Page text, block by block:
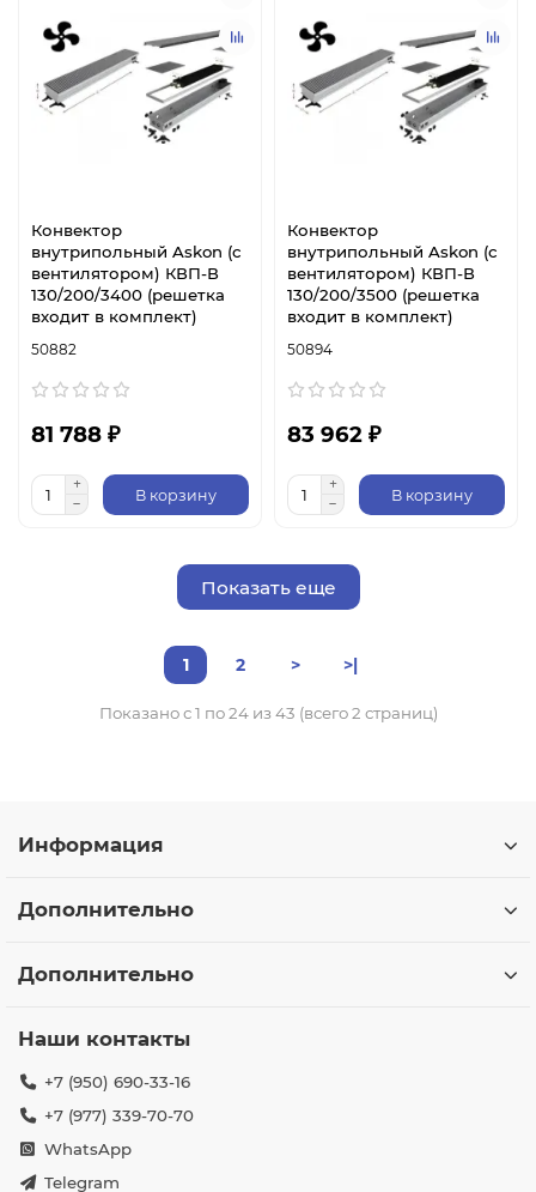
Конвектор
внутрипольный Askon (с
вентилятором) КВП-В
130/200/3400 (решетка
входит в комплект)
50882
81 788 ₽
В корзину
Конвектор
внутрипольный Askon (с
вентилятором) КВП-В
130/200/3500 (решетка
входит в комплект)
50894
83 962 ₽
В корзину
Показать еще
1 2 > >|
Показано с 1 по 24 из 43 (всего 2 страниц)
Информация
Дополнительно
Дополнительно
Наши контакты
+7 (950) 690-33-16
+7 (977) 339-70-70
WhatsApp
Telegram